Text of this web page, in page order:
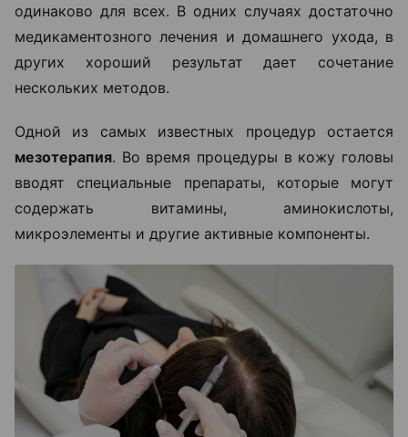
одинаково для всех. В одних случаях достаточно
медикаментозного лечения и домашнего ухода, в
других хороший результат дает сочетание
нескольких методов.
Одной из самых известных процедур остается
мезотерапия. Во время процедуры в кожу головы
вводят специальные препараты, которые могут
содержать витамины, аминокислоты,
микроэлементы и другие активные компоненты.